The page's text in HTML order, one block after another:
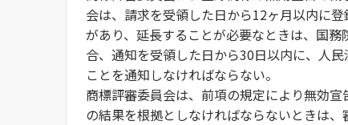
会は、請求を受領した日から12ヶ月以内に
があり、延長することが必要なときは、国
合、通知を受領した日から30日以内に、人
ことを通知しなければならない。
商標評審委員会は、前項の規定により無効
の結果を根拠としなければならないときは